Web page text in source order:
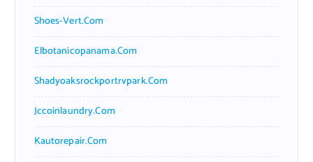
Shoes-Vert.com
Elbotanicopanama.com
Shadyoaksrockportrvpark.com
Jccoinlaundry.com
Kautorepair.com